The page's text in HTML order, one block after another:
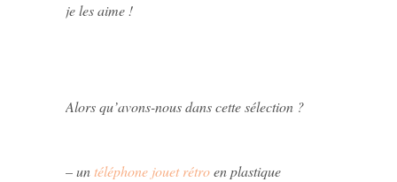
je les aime !
Alors qu’avons-nous dans cette sélection ?
– untéléphone jouet rétroen plastique